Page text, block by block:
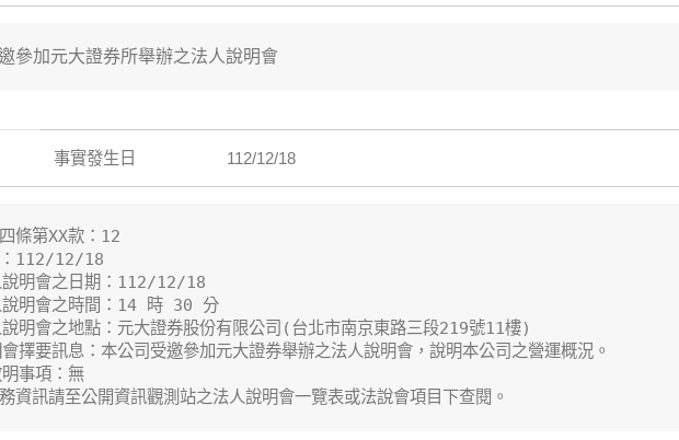
參加元大證券所舉辦之法人說明會
事實發生日 112/12/18
條第XX款：12
：112/12/18
明會之日期：112/12/18
明會之時間：14 時 30 分
明會之地點：元大證券股份有限公司(台北市南京東路三段219號11樓)
擇要訊息：本公司受邀參加元大證券舉辦之法人說明會，說明本公司之營運概況。
事項：無
資訊請至公開資訊觀測站之法人說明會一覽表或法說會項目下查閱。